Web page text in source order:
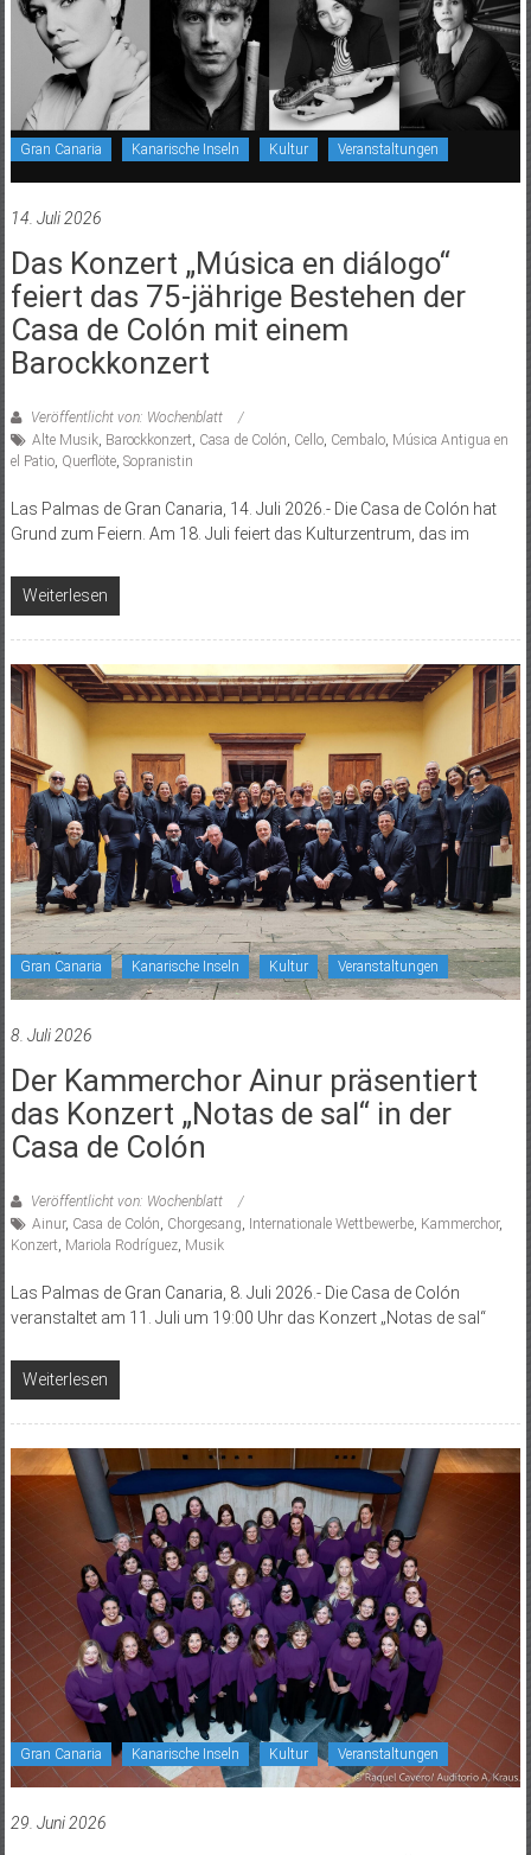
Gran Canaria Kanarische Inseln Kultur Veranstaltungen
14. Juli 2026
Das Konzert „Música en diálogo“
feiert das 75-jährige Bestehen der
Casa de Colón mit einem
Barockkonzert
Veröffentlicht von: Wochenblatt
Alte Musik, Barockkonzert, Casa de Colón, Cello, Cembalo, Música Antigua en
el Patio, Querflöte, Sopranistin
Las Palmas de Gran Canaria, 14. Juli 2026.- Die Casa de Colón hat
Grund zum Feiern. Am 18. Juli feiert das Kulturzentrum, das im
Weiterlesen
Gran Canaria Kanarische Inseln Kultur Veranstaltungen
8. Juli 2026
Der Kammerchor Ainur präsentiert
das Konzert „Notas de sal“ in der
Casa de Colón
Veröffentlicht von: Wochenblatt
Ainur, Casa de Colón Chorgesang Internationale Wettbewerbe, Kammerchor,
Konzert Mariola Rodríguez, Musik
Las Palmas de Gran Canaria, 8. Juli 2026.- Die Casa de Colón
veranstaltet am 11. Juli um 19:00 Uhr das Konzert „Notas de sal“
Weiterlesen
Gran Canaria Kanarische Inseln Kultur Veranstaltungen
29. Juni 2026